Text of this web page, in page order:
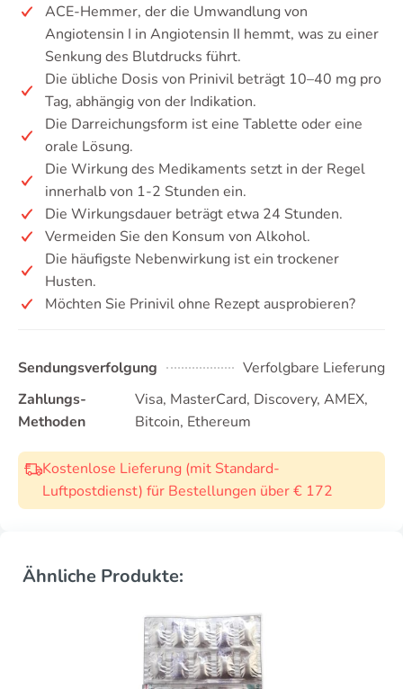
ACE-Hemmer, der die Umwandlung von
Angiotensin I in Angiotensin II hemmt, was zu einer
Senkung des Blutdrucks führt.
Die übliche Dosis von Prinivil beträgt 10–40 mg pro
Tag, abhängig von der Indikation.
Die Darreichungsform ist eine Tablette oder eine
orale Lösung.
Die Wirkung des Medikaments setzt in der Regel
innerhalb von 1-2 Stunden ein.
Die Wirkungsdauer beträgt etwa 24 Stunden.
Vermeiden Sie den Konsum von Alkohol.
Die häufigste Nebenwirkung ist ein trockener
Husten.
Möchten Sie Prinivil ohne Rezept ausprobieren?
Sendungsverfolgung
Verfolgbare Lieferung
Zahlungs-
Methoden
Visa, MasterCard, Discovery, AMEX,
Bitcoin, Ethereum
Kostenlose Lieferung (mit Standard-
Luftpostdienst) für Bestellungen über € 172
Ähnliche Produkte: